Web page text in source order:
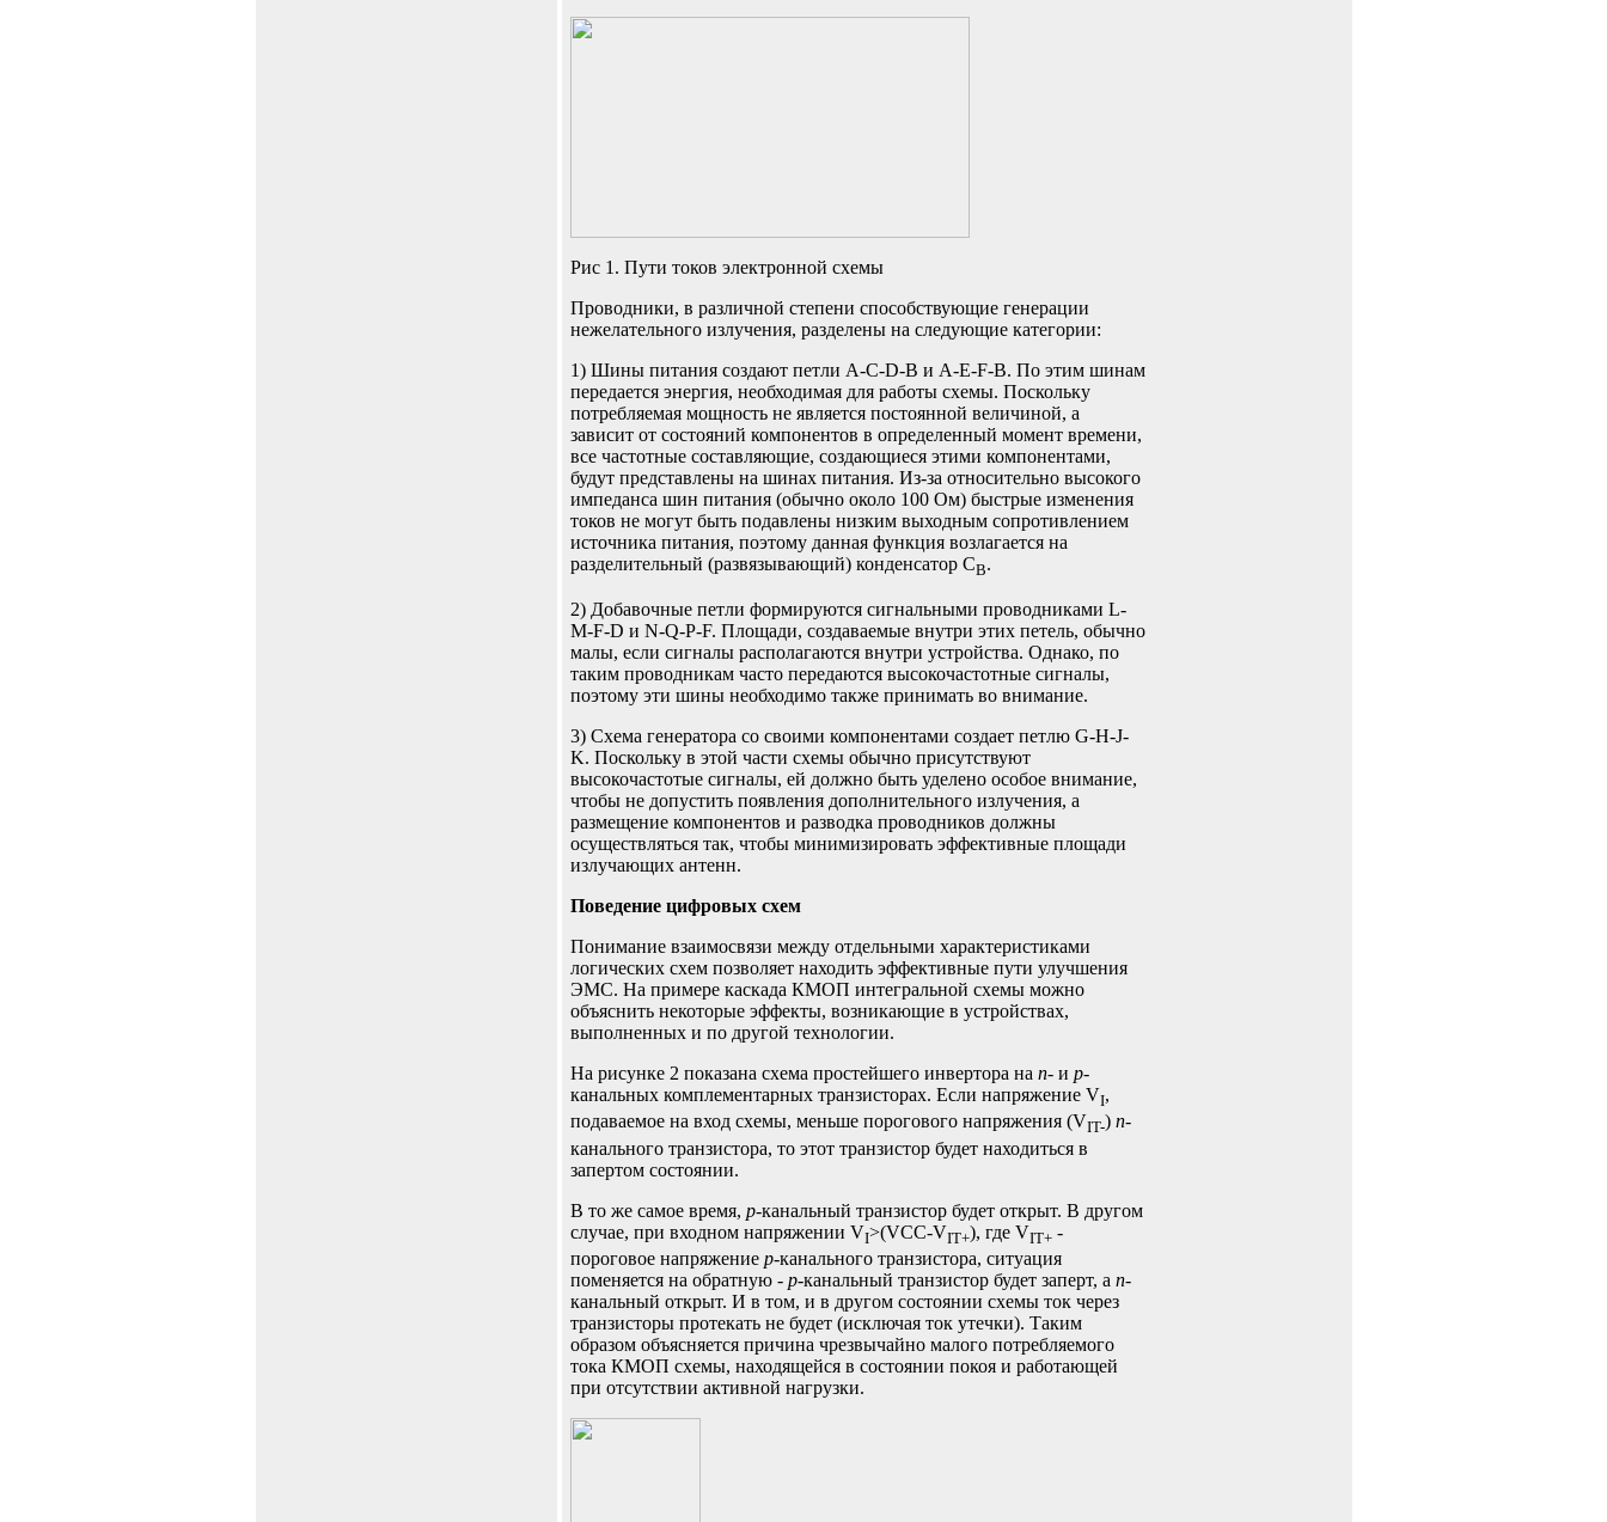
Рис 1. Пути токов электронной схемы
Проводники, в различной степени способствующие генерации
нежелательного излучения, разделены на следующие категории:
1) Шины питания создают петли A-C-D-B и A-E-F-B. По этим шинам
передается энергия, необходимая для работы схемы. Поскольку
потребляемая мощность не является постоянной величиной, а
зависит от состояний компонентов в определенный момент времени,
все частотные составляющие, создающиеся этими компонентами,
будут представлены на шинах питания. Из-за относительно высокого
импеданса шин питания (обычно около 100 Ом) быстрые изменения
токов не могут быть подавлены низким выходным сопротивлением
источника питания, поэтому данная функция возлагается на
разделительный (развязывающий) конденсатор CB.
2) Добавочные петли формируются сигнальными проводниками L-
M-F-D и N-Q-P-F. Площади, создаваемые внутри этих петель, обычно
малы, если сигналы располагаются внутри устройства. Однако, по
таким проводникам часто передаются высокочастотные сигналы,
поэтому эти шины необходимо также принимать во внимание.
3) Схема генератора со своими компонентами создает петлю G-H-J-
K. Поскольку в этой части схемы обычно присутствуют
высокочастотые сигналы, ей должно быть уделено особое внимание,
чтобы не допустить появления дополнительного излучения, а
размещение компонентов и разводка проводников должны
осуществляться так, чтобы минимизировать эффективные площади
излучающих антенн.
Поведение цифровых схем
Понимание взаимосвязи между отдельными характеристиками
логических схем позволяет находить эффективные пути улучшения
ЭМС. На примере каскада КМОП интегральной схемы можно
объяснить некоторые эффекты, возникающие в устройствах,
выполненных и по другой технологии.
На рисунке 2 показана схема простейшего инвертора на n- и p-
канальных комплементарных транзисторах. Если напряжение VI,
подаваемое на вход схемы, меньше порогового напряжения (VIT-) n-
канального транзистора, то этот транзистор будет находиться в
запертом состоянии.
В то же самое время, p-канальный транзистор будет открыт. В другом
случае, при входном напряжении VI>(VCC-VIT+), где VIT+ -
пороговое напряжение p-канального транзистора, ситуация
поменяется на обратную - p-канальный транзистор будет заперт, а n-
канальный открыт. И в том, и в другом состоянии схемы ток через
транзисторы протекать не будет (исключая ток утечки). Таким
образом объясняется причина чрезвычайно малого потребляемого
тока КМОП схемы, находящейся в состоянии покоя и работающей
при отсутствии активной нагрузки.